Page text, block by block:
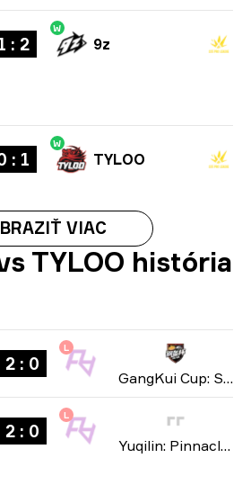
: 2
W
9z
: 1
W
TYLOO
VIAC
TYLOO história
2 : 0
L
GangKui Cup: Season 2 2026
2 : 0
L
Yuqilin: Pinnacle of Battle season 3 2026